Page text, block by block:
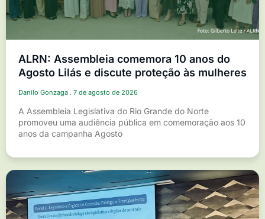
ALRN: Assembleia comemora 10 anos do
Agosto Lilás e discute proteção às mulheres
Danilo Gonzaga 7 de agosto de 2026
A Assembleia Legislativa do Rio Grande do Norte
promoveu uma audiência pública em comemoração aos 10
anos da campanha Agosto